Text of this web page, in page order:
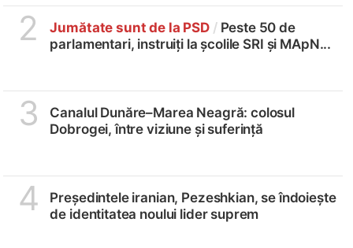
2 Jumătate sunt de la PSD / Peste 50 de
parlamentari, instruiți la școlile SRI și MApN...
3
Canalul Dunăre–Marea Neagră: colosul
Dobrogei, între viziune și suferință
4
Președintele iranian, Pezeshkian, se îndoiește
de identitatea noului lider suprem